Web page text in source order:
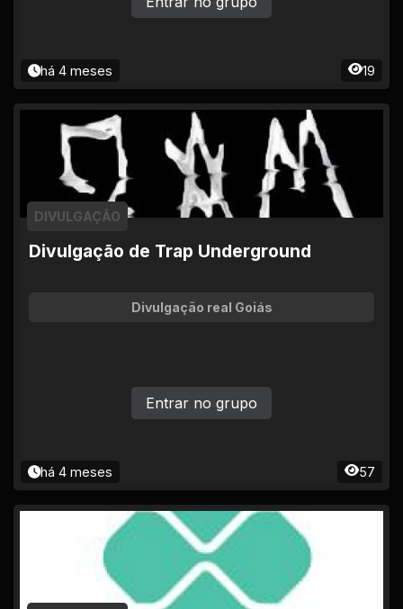
há 4 meses 19
Divulgação de Trap Underground
DIVULGAÇÃO
Divulgação real Goiás
há 4 meses 57
Entrar no grupo